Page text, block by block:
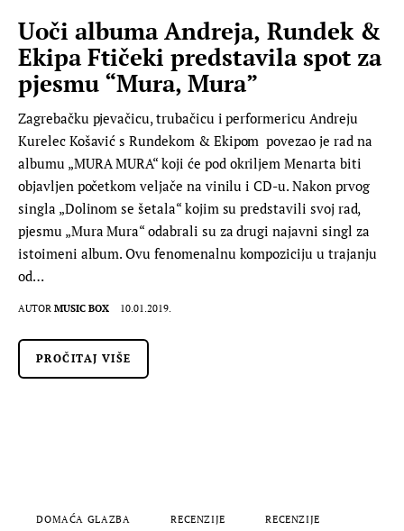
Uoči albuma Andreja, Rundek &
Ekipa Ftičeki predstavila spot za
pjesmu “Mura, Mura”
Zagrebačku pjevačicu, trubačicu i performericu Andreju
Kurelec Košavić s Rundekom & Ekipom povezao je rad na
albumu „MURA MURA“ koji će pod okriljem Menarta biti
objavljen početkom veljače na vinilu i CD-u. Nakon prvog
singla „Dolinom se šetala“ kojim su predstavili svoj rad,
pjesmu „Mura Mura“ odabrali su za drugi najavni singl za
istoimeni album. Ovu fenomenalnu kompoziciju u trajanju
od…
AUTOR MUSIC BOX 10.01.2019.
PROČITAJ VIŠE
DOMAĆA GLAZBA RECENZIJE
RECENZIJE